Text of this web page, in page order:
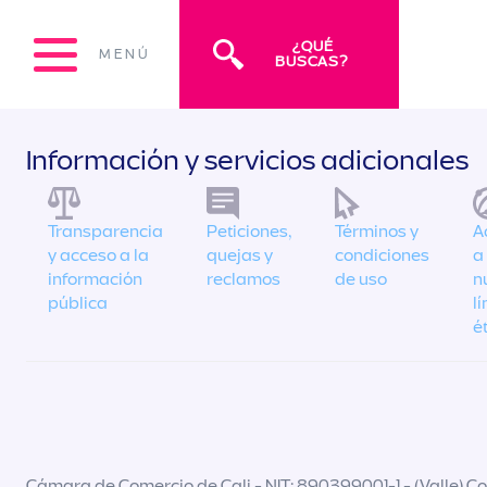
MENÚ
¿QUÉ
BUSCAS?
Información y servicios adicionales
Transparencia
y acceso a la
información
pública
Peticiones,
quejas y
reclamos
Términos y
condiciones
de uso
a